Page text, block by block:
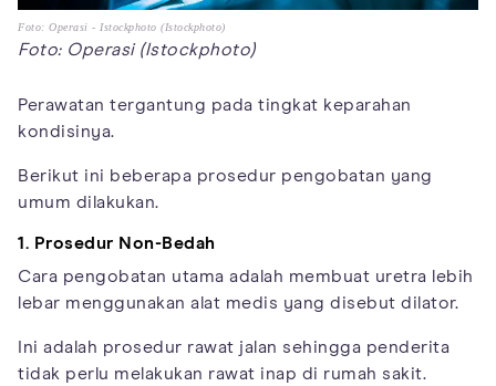
Foto: Operasi - Istockphoto (Istockphoto)
Foto: Operasi (Istockphoto)
Perawatan tergantung pada tingkat keparahan
kondisinya.
Berikut ini beberapa prosedur pengobatan yang
umum dilakukan.
1. Prosedur Non-Bedah
Cara pengobatan utama adalah membuat uretra lebih
lebar menggunakan alat medis yang disebut dilator.
Ini adalah prosedur rawat jalan sehingga penderita
tidak perlu melakukan rawat inap di rumah sakit.